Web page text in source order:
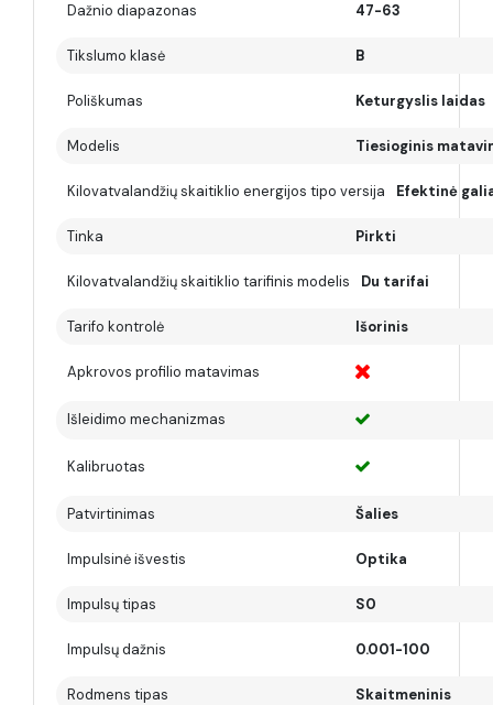
Dažnio diapazonas 47-63
Tikslumo klasė B
Poliškumas Keturgyslis laidas
Modelis Tiesioginis
Kilovatvalandžių skaitiklio energijos tipo versija Efektinė
Tinka Pirkti
Kilovatvalandžių skaitiklio tarifinis modelis Du tarifai
Tarifo kontrolė Išorinis
Apkrovos profilio matavimas
Išleidimo mechanizmas
Kalibruotas
Patvirtinimas Šalies
Impulsinė išvestis Optika
Impulsų tipas S0
Impulsų dažnis 0.001-100
Rodmens tipas Skaitmeninis